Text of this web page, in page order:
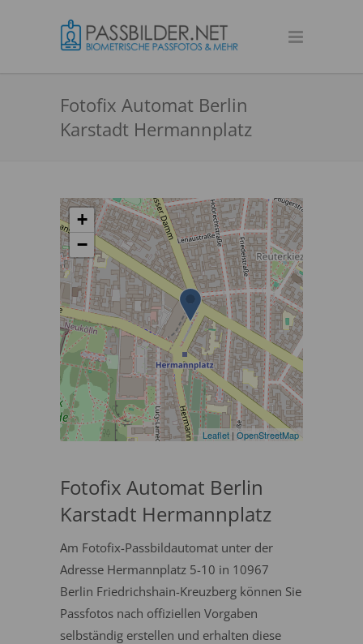
Fotofix Automat Berlin
Karstadt Hermannplatz
+
−
Leaflet | OpenStreetMap
Fotofix Automat Berlin
Karstadt Hermannplatz
Am Fotofix-Passbildautomat unter der
Adresse Hermannplatz 5-10 in 10967
Berlin Friedrichshain-Kreuzberg können Sie
Passfotos nach offiziellen Vorgaben
selbständig erstellen und erhalten diese